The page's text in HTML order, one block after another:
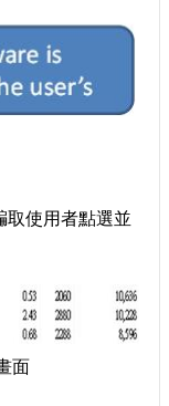
取使用者點選並
面